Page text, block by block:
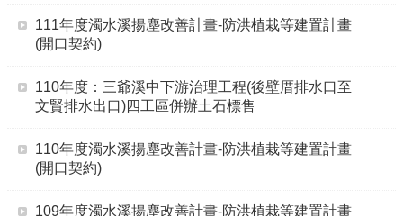
111年度濁水溪揚塵改善計畫-防洪植栽等建置計畫
(開口契約)
110年度：三爺溪中下游治理工程(後壁厝排水口至
文賢排水出口)四工區併辦土石標售
110年度濁水溪揚塵改善計畫-防洪植栽等建置計畫
(開口契約)
109年度濁水溪揚塵改善計畫-防洪植栽等建置計畫